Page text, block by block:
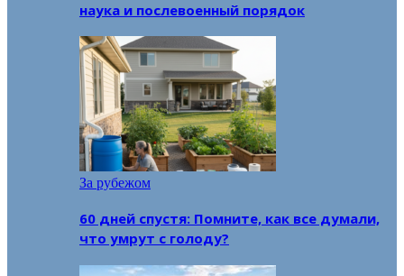
наука и послевоенный порядок
За рубежом
60 дней спустя: Помните, как все думали,
что умрут с голоду?